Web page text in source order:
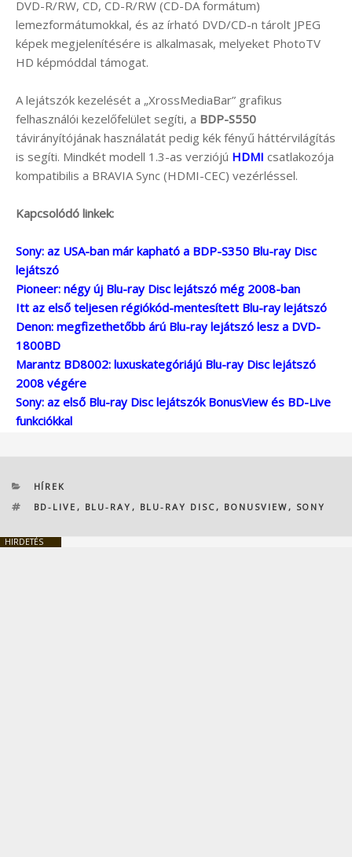
DVD-R/RW, CD, CD-R/RW (CD-DA formátum)
lemezformátumokkal, és az írható DVD/CD-n tárolt JPEG
képek megjelenítésére is alkalmasak, melyeket PhotoTV
HD képmóddal támogat.
A lejátszók kezelését a „XrossMediaBar” grafikus
felhasználói kezelőfelület segíti, a BDP-S550
távirányítójának használatát pedig kék fényű háttérvilágítás
is segíti. Mindkét modell 1.3-as verziójú HDMI csatlakozója
kompatibilis a BRAVIA Sync (HDMI-CEC) vezérléssel.
Kapcsolódó linkek:
Sony: az USA-ban már kapható a BDP-S350 Blu-ray Disc
lejátszó
Pioneer: négy új Blu-ray Disc lejátszó még 2008-ban
Itt az első teljesen régiókód-mentesített Blu-ray lejátszó
Denon: megfizethetőbb árú Blu-ray lejátszó lesz a DVD-
1800BD
Marantz BD8002: luxuskategóriájú Blu-ray Disc lejátszó
2008 végére
Sony: az első Blu-ray Disc lejátszók BonusView és BD-Live
funkciókkal
KATEGÓRIÁK
HÍREK
CÍMKÉK
BD-LIVE , BLU-RAY , BLU-RAY DISC , BONUSVIEW , SONY
HIRDETÉS